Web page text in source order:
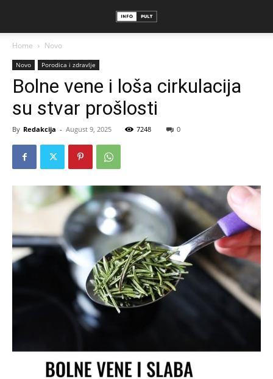
Home Novo
Novo Porodica i zdravlje
Bolne vene i loša cirkulacija
su stvar prošlosti
By Redakcija - August 9, 2025 7248 0